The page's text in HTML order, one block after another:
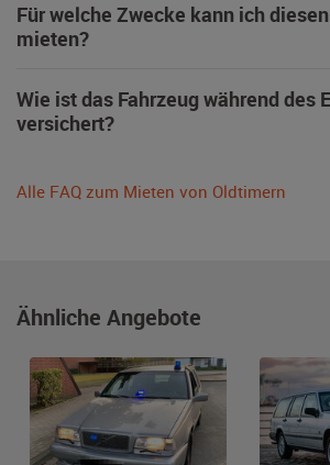
Für welche Zwecke kann ich
mieten?
Wie ist das Fahrzeug während des
versichert?
Alle FAQ zum Mieten von Oldtimern
Ähnliche Angebote